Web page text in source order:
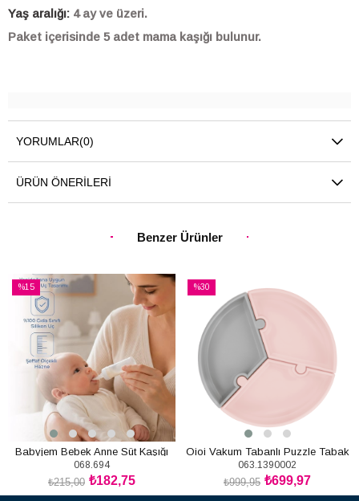
Yaş aralığı: 4 ay ve üzeri.
Paket içerisinde 5 adet mama kaşığı bulunur.
YORUMLAR(0)
ÜRÜN ÖNERILERI
Benzer Ürünler
%15
İndirim
%15İndirim
Babyjem Bebek Anne Süt Kaşığı
068.694
₺182,75
₺215,00
SEPETE EKLE
%30
%30İndirim
Oioi Vakum Tabanlı Puzzle Tabak
Pinky Pink Powder Grey (6Ay+)
063.1390002
₺699,97
₺999,95
SEPETE EKLE